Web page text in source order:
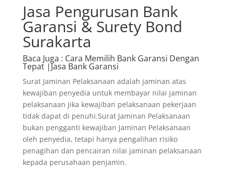
Jasa Pengurusan Bank
Garansi & Surety Bond
Surakarta
Baca Juga : Cara Memilih Bank Garansi Dengan
Tepat |Jasa Bank Garansi
Surat Jaminan Pelaksanaan adalah jaminan atas
kewajiban penyedia untuk membayar nilai jaminan
pelaksanaan jika kewajiban pelaksanaan pekerjaan
tidak dapat di penuhi.Surat Jaminan Pelaksanaan
bukan pengganti kewajiban Jaminan Pelaksanaan
oleh penyedia, tetapi hanya pengalihan risiko
penagihan dan pencairan nilai jaminan pelaksanaan
kepada perusahaan penjamin.